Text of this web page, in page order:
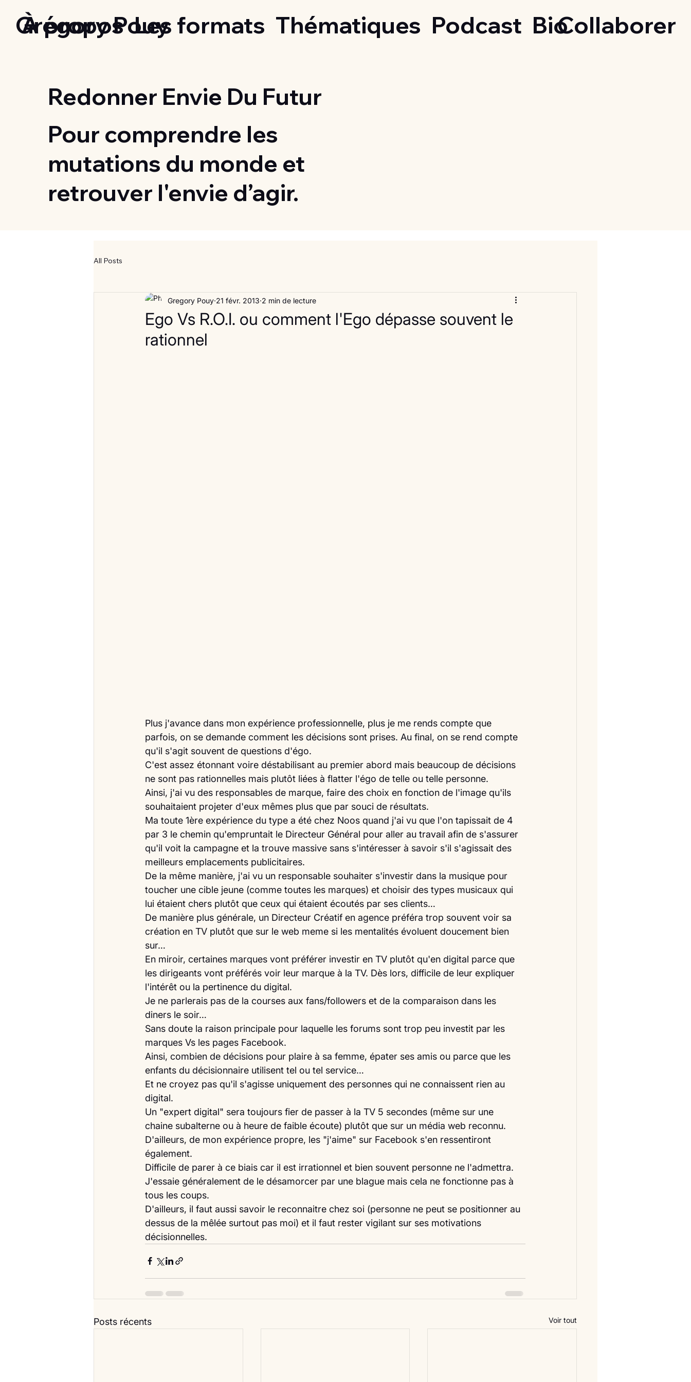
Grégory Pouy
À propos Les formats Thématiques Podcast BioCollaborer
Redonner Envie Du Futur
Pour comprendre les
mutations du monde et
retrouver l'envie d’agir.
All Posts
Ego Vs R.O.I. ou comment l'Ego dépasse souvent le
rationnel
Gregory Pouy 21 févr. 2013 2 min de lecture
Plus j'avance dans mon expérience professionnelle, plus je me rends compte que
parfois, on se demande comment les décisions sont prises. Au final, on se rend compte
qu'il s'agit souvent de questions d'égo.
C'est assez étonnant voire déstabilisant au premier abord mais beaucoup de décisions
ne sont pas rationnelles mais plutôt liées à flatter l'égo de telle ou telle personne.
Ainsi, j'ai vu des responsables de marque, faire des choix en fonction de l'image qu'ils
souhaitaient projeter d'eux mêmes plus que par souci de résultats.
Ma toute 1ère expérience du type a été chez Noos quand j'ai vu que l'on tapissait de 4
par 3 le chemin qu'empruntait le Directeur Général pour aller au travail afin de s'assurer
qu'il voit la campagne et la trouve massive sans s'intéresser à savoir s'il s'agissait des
meilleurs emplacements publicitaires.
De la même manière, j'ai vu un responsable souhaiter s'investir dans la musique pour
toucher une cible jeune (comme toutes les marques) et choisir des types musicaux qui
lui étaient chers plutôt que ceux qui étaient écoutés par ses clients…
De manière plus générale, un Directeur Créatif en agence préféra trop souvent voir sa
création en TV plutôt que sur le web meme si les mentalités évoluent doucement bien
sur…
En miroir, certaines marques vont préférer investir en TV plutôt qu'en digital parce que
les dirigeants vont préférés voir leur marque à la TV. Dès lors, difficile de leur expliquer
l'intérêt ou la pertinence du digital.
Je ne parlerais pas de la courses aux fans/followers et de la comparaison dans les
diners le soir…
Sans doute la raison principale pour laquelle les forums sont trop peu investit par les
marques Vs les pages Facebook.
Ainsi, combien de décisions pour plaire à sa femme, épater ses amis ou parce que les
enfants du décisionnaire utilisent tel ou tel service…
Et ne croyez pas qu'il s'agisse uniquement des personnes qui ne connaissent rien au
digital.
Un "expert digital" sera toujours fier de passer à la TV 5 secondes (même sur une
chaine subalterne ou à heure de faible écoute) plutôt que sur un média web reconnu.
D'ailleurs, de mon expérience propre, les "j'aime" sur Facebook s'en ressentiront
également.
Difficile de parer à ce biais car il est irrationnel et bien souvent personne ne l'admettra.
J'essaie généralement de le désamorcer par une blague mais cela ne fonctionne pas à
tous les coups.
D'ailleurs, il faut aussi savoir le reconnaitre chez soi (personne ne peut se positionner au
dessus de la mêlée surtout pas moi) et il faut rester vigilant sur ses motivations
décisionnelles.
Posts récents Voir tout